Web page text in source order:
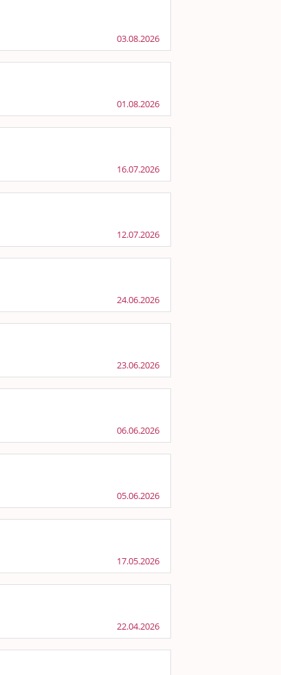
03.08.2026
01.08.2026
16.07.2026
12.07.2026
24.06.2026
23.06.2026
06.06.2026
05.06.2026
17.05.2026
22.04.2026